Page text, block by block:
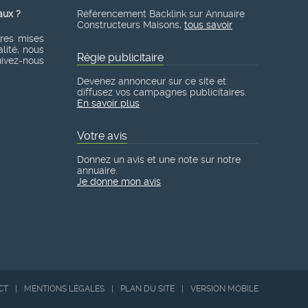
?
mises
nous
nous
Référencement Backlink sur Annuaire
Constructeurs Maisons, tous savoir
Régie publicitaire
Devenez annonceur sur ce site et
diffusez vos campagnes publicitaires.
En savoir plus
Votre avis
Donnez un avis et une note sur notre
annuaire.
Je donne mon avis
MENTIONS LÉGALES PLAN DU SITE VERSION MOBILE